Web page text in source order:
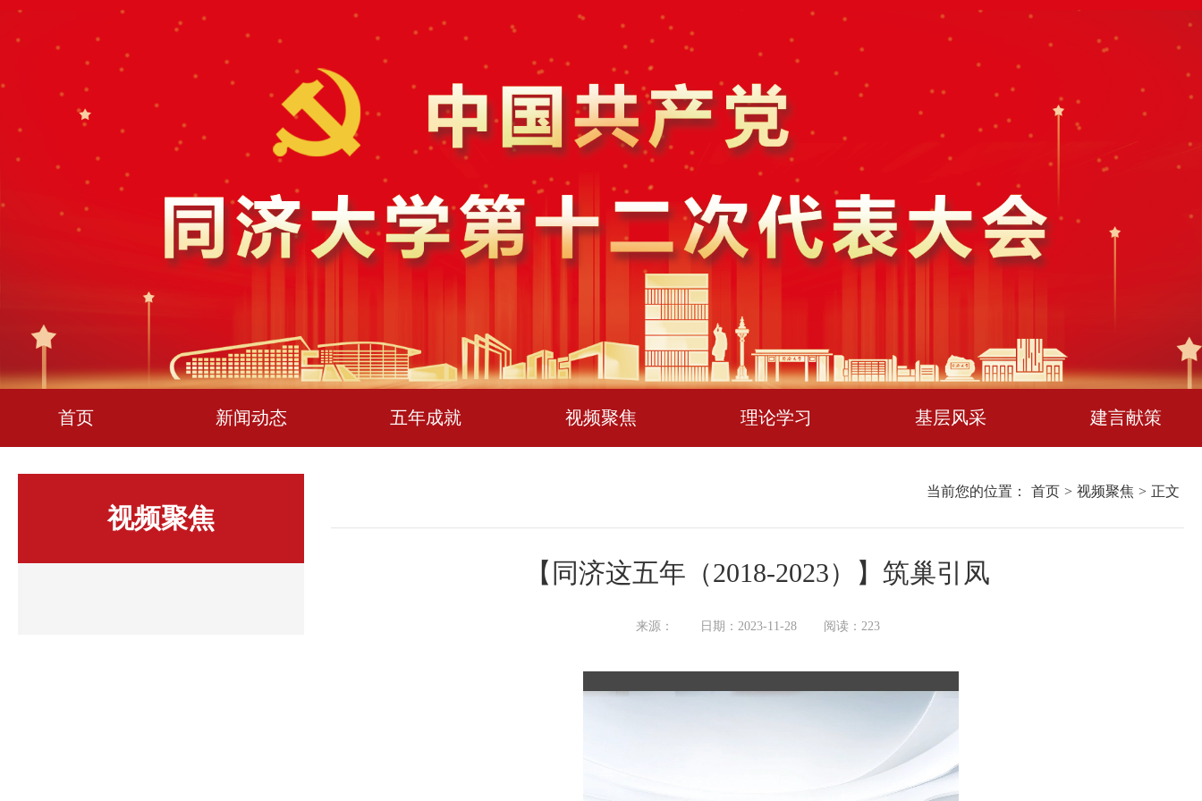
首页 新闻动态 五年成就 视频聚焦 理论学习 基层风采 建言献策
视频聚焦
当前您的位置： 首页 > 视频聚焦 > 正文
【同济这五年（2018-2023）】筑巢引凤
来源： 日期：2023-11-28 阅读： 223